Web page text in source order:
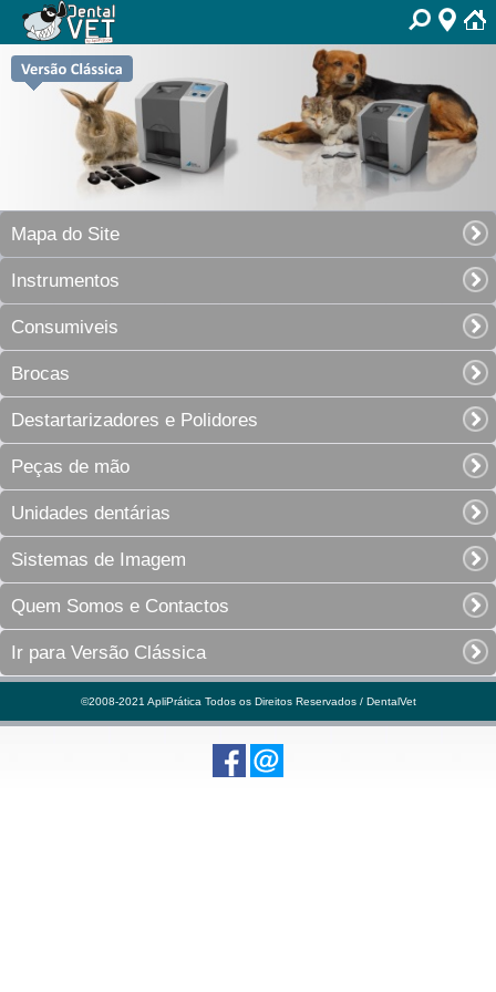
Mapa do Site
Instrumentos
Consumiveis
Brocas
Destartarizadores e Polidores
Peças de mão
Unidades dentárias
Sistemas de Imagem
Quem Somos e Contactos
Ir para Versão Clássica
©2008-2021 ApliPrática Todos os Direitos Reservados / DentalVet